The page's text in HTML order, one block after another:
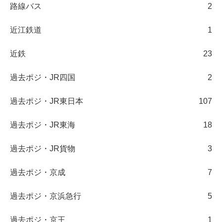
路線バス 2
近江鉄道 1
近鉄 23
過去ポジ・JR四国 2
過去ポジ・JR東日本 107
過去ポジ・JR東海 18
過去ポジ・JR貨物 3
過去ポジ・京成 7
過去ポジ・京浜急行 5
過去ポジ・京王 1